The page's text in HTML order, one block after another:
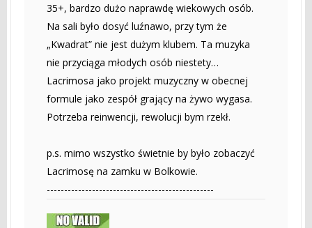
35+, bardzo dużo naprawdę wiekowych osób.
Na sali było dosyć luźnawo, przy tym że
„Kwadrat” nie jest dużym klubem. Ta muzyka
nie przyciąga młodych osób niestety…
Lacrimosa jako projekt muzyczny w obecnej
formule jako zespół grający na żywo wygasa.
Potrzeba reinwencji, rewolucji bym rzekł.
p.s. mimo wszystko świetnie by było zobaczyć
Lacrimosę na zamku w Bolkowie.
------------------------------------------------